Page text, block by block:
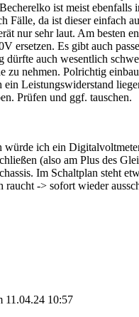
ist meist ebenfalls
Fälle, da ist dieser einfach
nur sehr laut. Am besten
ersetzen. Es gibt auch
dürfte auch wesentlich
zu nehmen. Polrichtig
ein Leistungswiderstand
Prüfen und ggf. tauschen.
würde ich ein
(also am Plus des
Im Schaltplan steht
raucht -> sofort wieder
11.04.24 10:57